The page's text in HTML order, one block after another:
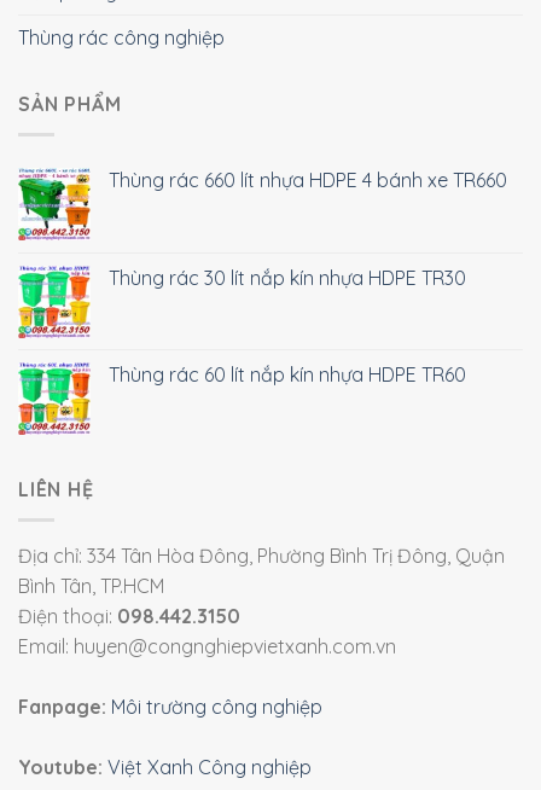
Thùng rác công nghiệp
SẢN PHẨM
Thùng rác 660 lít nhựa HDPE 4 bánh xe TR660
Thùng rác 30 lít nắp kín nhựa HDPE TR30
Thùng rác 60 lít nắp kín nhựa HDPE TR60
LIÊN HỆ
Địa chỉ: 334 Tân Hòa Đông, Phường Bình Trị Đông, Quận
Bình Tân, TP.HCM
Điện thoại: 098.442.3150
Email: huyen@congnghiepvietxanh.com.vn
Fanpage: Môi trường công nghiệp
Youtube: Việt Xanh Công nghiệp